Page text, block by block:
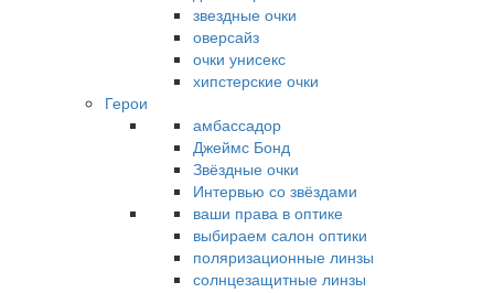
звездные очки
оверсайз
очки унисекс
хипстерские очки
Герои
амбассадор
Джеймс Бонд
Звёздные очки
Интервью со звёздами
ваши права в оптике
выбираем салон оптики
поляризационные линзы
солнцезащитные линзы